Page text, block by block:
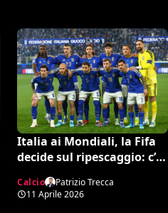
Italia ai Mondiali, la Fifa
decide sul ripescaggio: c’è
Calcio
Patrizio Trecca
11 Aprile 2026